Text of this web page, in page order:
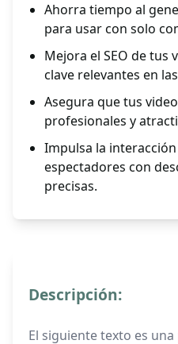
Ahorra tiempo al
para usar con solo
Mejora el SEO de tus
clave relevantes en
Asegura que tus
profesionales y
Impulsa la
espectadores con
precisas.
Descripción:
El siguiente texto es